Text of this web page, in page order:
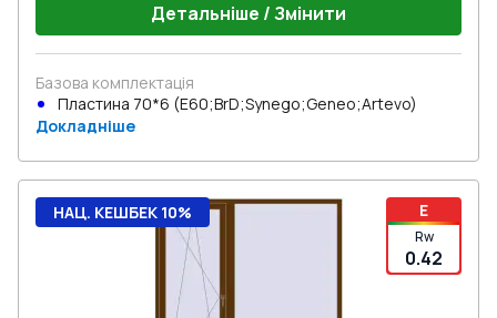
Детальніше / Змінити
Базова комплектація
Пластина 70*6 (E60;BrD;Synego;Geneo;Artevo)
Докладніше
E
Rw
0.42
НАЦ. КЕШБЕК 10%